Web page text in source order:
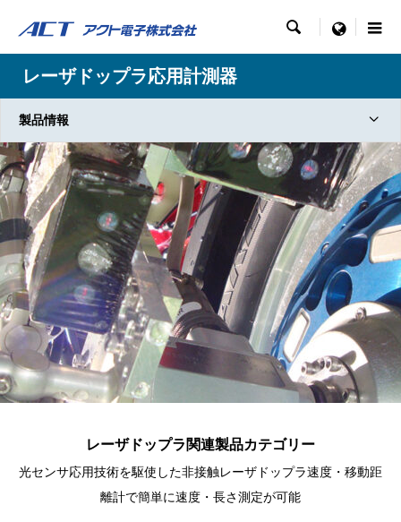
 menu
レーザドップラ応用計測器
製品情報
レーザドップラ関連製品カテゴリー
光センサ応用技術を駆使した非接触レーザドップラ速度・移動距
離計で簡単に速度・長さ測定が可能